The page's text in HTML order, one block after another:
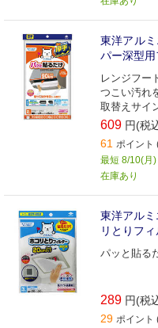
東洋アル
パー深型
レンジフー
つこい汚れ
取替えサイ
かる｡
609 円(税
61 ポイント
最短 8/10(月
在庫あり
東洋アル
リとりフ
パッと貼る
289 円(税
29 ポイント